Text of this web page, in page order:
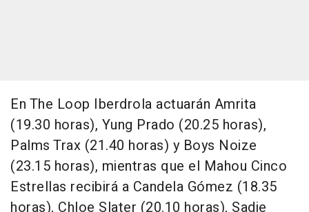
En The Loop Iberdrola actuarán Amrita
(19.30 horas), Yung Prado (20.25 horas),
Palms Trax (21.40 horas) y Boys Noize
(23.15 horas), mientras que el Mahou Cinco
Estrellas recibirá a Candela Gómez (18.35
horas), Chloe Slater (20.10 horas), Sadie